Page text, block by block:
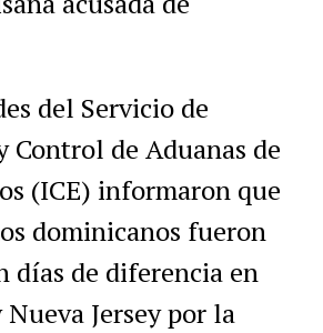
del Servicio de
Control de Aduanas de
(ICE) informaron que
dominicanos fueron
días de diferencia en
Jersey por la